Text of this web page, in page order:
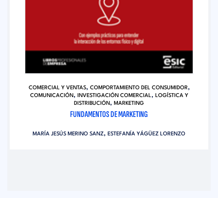
COMERCIAL Y VENTAS, COMPORTAMIENTO DEL CONSUMIDOR,
COMUNICACIÓN, INVESTIGACIÓN COMERCIAL, LOGÍSTICA Y
DISTRIBUCIÓN, MARKETING
FUNDAMENTOS DE MARKETING
MARÍA JESÚS MERINO SANZ, ESTEFANÍA YÁGÜEZ LORENZO